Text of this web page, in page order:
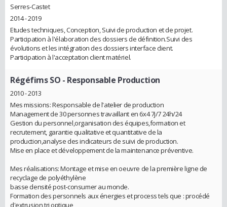
Serres-Castet
2014 - 2019
Etudes techniques, Conception, Suivi de production et de projet.
Participation à l'élaboration des dossiers de définition.Suivi des
évolutions et les intégration des dossiers interface client.
Participation à l'acceptation client matériel.
Régéfims SO - Responsable Production
2010 - 2013
Mes missions: Responsable de l'atelier de production
Management de 30 personnes travaillant en 6x4 7j/7 24h/24
Gestion du personnel,organisation des équipes,formation et
recrutement, garantie qualitative et quantitative de la
production,analyse des indicateurs de suivi de production.
Mise en place et développement de la maintenance préventive.
Mes réalisations: Montage et mise en oeuvre de la première ligne de
recyclage de polyéthylène
basse densité post-consumer au monde.
Formation des personnels aux énergies et process tels que : procédé
d'extrusion,tri optique